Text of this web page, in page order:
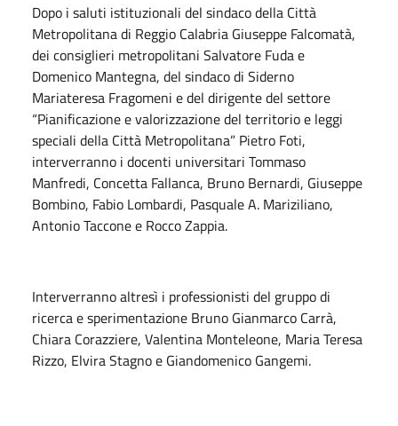
Dopo i saluti istituzionali del sindaco della Città
Metropolitana di Reggio Calabria Giuseppe Falcomatà,
dei consiglieri metropolitani Salvatore Fuda e
Domenico Mantegna, del sindaco di Siderno
Mariateresa Fragomeni e del dirigente del settore
“Pianificazione e valorizzazione del territorio e leggi
speciali della Città Metropolitana” Pietro Foti,
interverranno i docenti universitari Tommaso
Manfredi, Concetta Fallanca, Bruno Bernardi, Giuseppe
Bombino, Fabio Lombardi, Pasquale A. Mariziliano,
Antonio Taccone e Rocco Zappia.
Interverranno altresì i professionisti del gruppo di
ricerca e sperimentazione Bruno Gianmarco Carrà,
Chiara Corazziere, Valentina Monteleone, Maria Teresa
Rizzo, Elvira Stagno e Giandomenico Gangemi.